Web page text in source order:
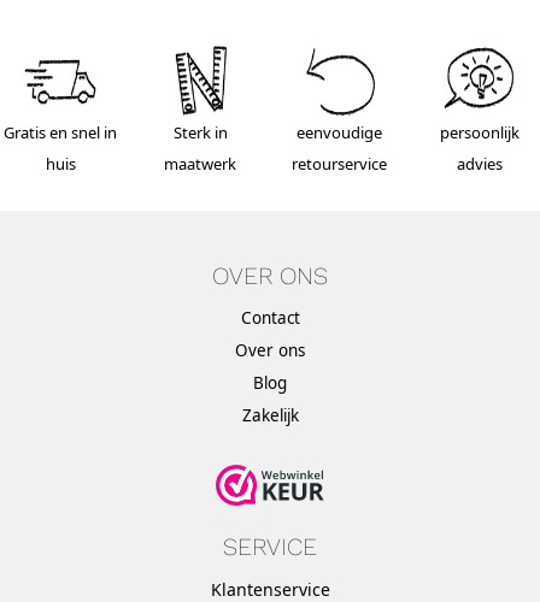
Gratis en snel in
huis
Sterk in
maatwerk
eenvoudige
retourservice
persoonlijk
advies
OVER ONS
Contact
Over ons
Blog
Zakelijk
SERVICE
Klantenservice